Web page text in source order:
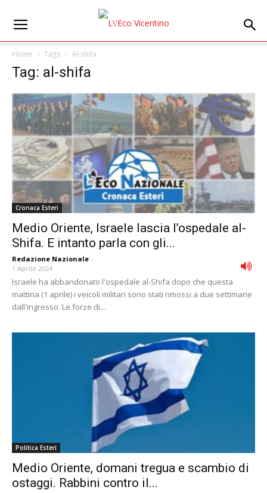
Home Tags Al-shifa
Tag: al-shifa
Cronaca Esteri
Medio Oriente, Israele lascia l’ospedale al-
Shifa. E intanto parla con gli...
Redazione Nazionale -
1 Aprile 2024
Israele ha abbandonato l'ospedale al-Shifa dopo che questa
mattina (1 aprile) i veicoli militari sono stati rimossi a due settimane
dall'ingresso. Le forze di...
Politica Esteri
Medio Oriente, domani tregua e scambio di
ostaggi. Rabbini contro il...